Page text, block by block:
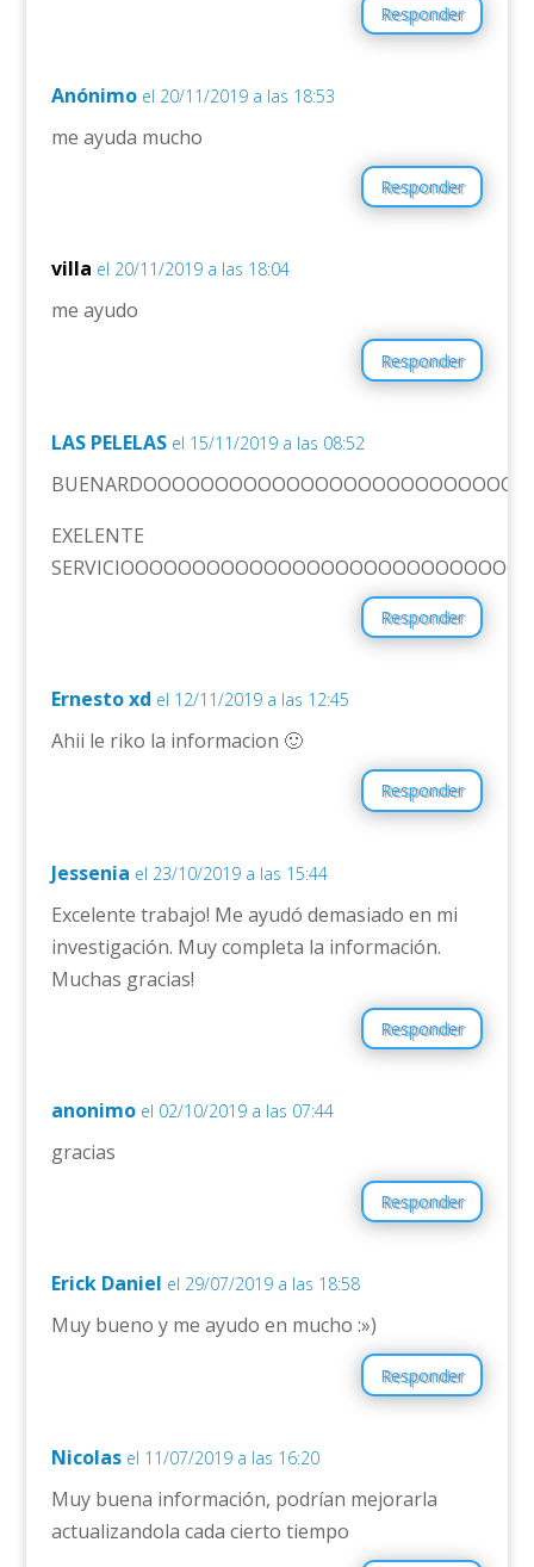
Responder
Anónimo el 20/11/2019 a las 18:53
me ayuda mucho
Responder
villa el 20/11/2019 a las 18:04
me ayudo
Responder
LAS PELELAS el 15/11/2019 a las 08:52
EXELENTE
Responder
Ernesto xd el 12/11/2019 a las 12:45
Ahii le riko la informacion 🙂
Responder
Jessenia el 23/10/2019 a las 15:44
Excelente trabajo! Me ayudó demasiado en mi
investigación. Muy completa la información.
Muchas gracias!
Responder
anonimo el 02/10/2019 a las 07:44
gracias
Responder
Erick Daniel el 29/07/2019 a las 18:58
Muy bueno y me ayudo en mucho :»)
Responder
Nicolas el 11/07/2019 a las 16:20
Muy buena información, podrían mejorarla
actualizandola cada cierto tiempo